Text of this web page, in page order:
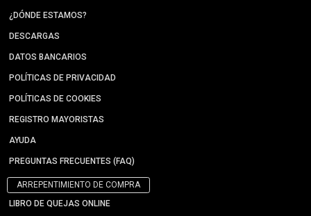
¿DÓNDE ESTAMOS?
DESCARGAS
DATOS BANCARIOS
POLÍTICAS DE PRIVACIDAD
POLÍTICAS DE COOKIES
REGISTRO MAYORISTAS
AYUDA
PREGUNTAS FRECUENTES (FAQ)
ARREPENTIMIENTO DE COMPRA
LIBRO DE QUEJAS ONLINE